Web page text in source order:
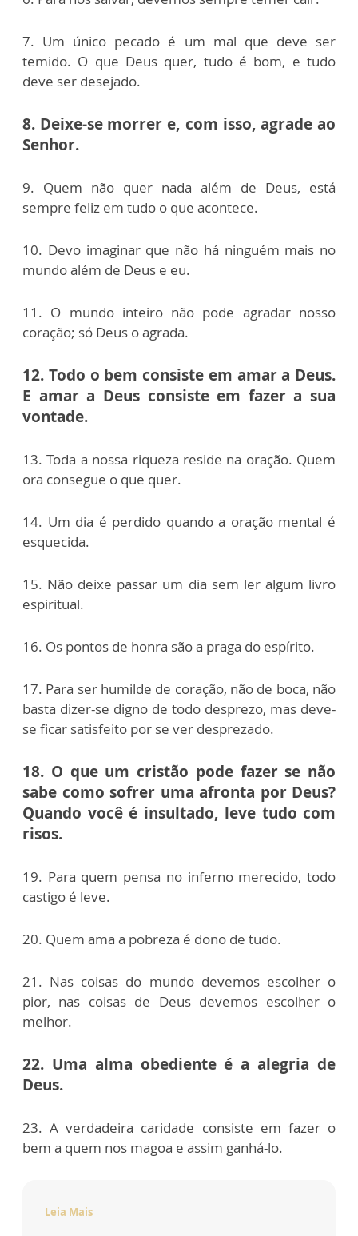
7. Um único pecado é um mal que deve ser
temido. O que Deus quer, tudo é bom, e tudo
deve ser desejado.
8. Deixe-se morrer e, com isso, agrade ao
Senhor.
9. Quem não quer nada além de Deus, está
sempre feliz em tudo o que acontece.
10. Devo imaginar que não há ninguém mais no
mundo além de Deus e eu.
11. O mundo inteiro não pode agradar nosso
coração; só Deus o agrada.
12. Todo o bem consiste em amar a Deus.
E amar a Deus consiste em fazer a sua
vontade.
13. Toda a nossa riqueza reside na oração. Quem
ora consegue o que quer.
14. Um dia é perdido quando a oração mental é
esquecida.
15. Não deixe passar um dia sem ler algum livro
espiritual.
16. Os pontos de honra são a praga do espírito.
17. Para ser humilde de coração, não de boca, não
basta dizer-se digno de todo desprezo, mas deve-
se ficar satisfeito por se ver desprezado.
18. O que um cristão pode fazer se não
sabe como sofrer uma afronta por Deus?
Quando você é insultado, leve tudo com
risos.
19. Para quem pensa no inferno merecido, todo
castigo é leve.
20. Quem ama a pobreza é dono de tudo.
21. Nas coisas do mundo devemos escolher o
pior, nas coisas de Deus devemos escolher o
melhor.
22. Uma alma obediente é a alegria de
Deus.
23. A verdadeira caridade consiste em fazer o
bem a quem nos magoa e assim ganhá-lo.
Leia Mais